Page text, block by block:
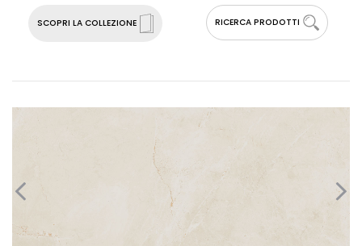
SCOPRI LA COLLEZIONE RICERCA PRODOTTI